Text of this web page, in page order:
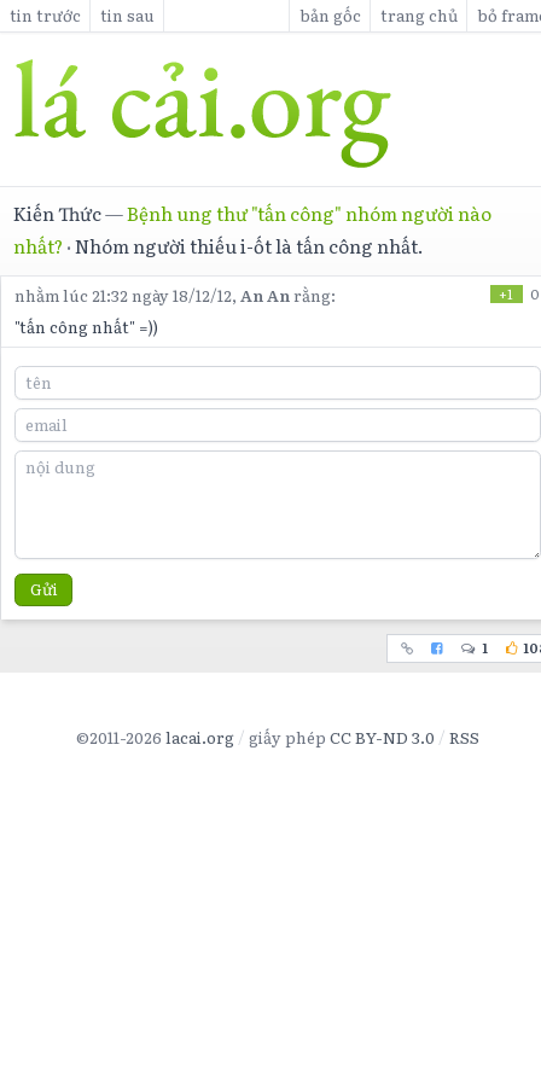
tin trước tin sau bản gốc trang chủ bỏ
Kiến Thức—Bệnh ung thư "tấn công" nhóm người nào
nhất? ·Nhóm người thiếu i-ốt là tấn công nhất.
nhằm lúc 21:32 ngày 18/12/12,An Anrằng: +1 0
"tấn công nhất" =))
Gửi
1
©2011-2026 lacai.org giấy phép CC BY-ND 3.0 RSS